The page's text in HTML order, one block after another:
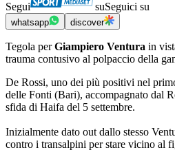
Segui suSeguici su
whatsapp discover
Tegola perGiampiero Ventura in
trauma contusivo al polpaccio della
De Rossi, uno dei più positivi nel
delle Fonti (Bari), accompagnato dal
sfida di Haifa del 5 settembre.
Inizialmente dato out dallo stesso
contro i transalpini per stare vicino al